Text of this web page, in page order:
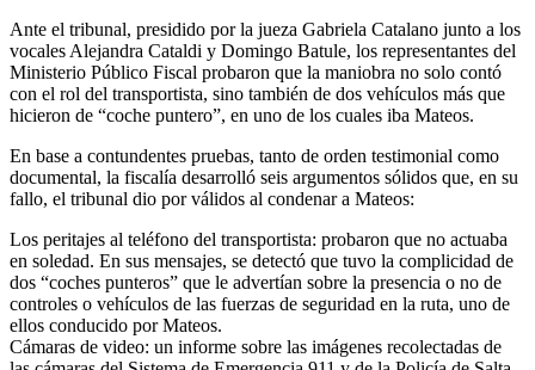
Ante el tribunal, presidido por la jueza Gabriela Catalano junto a los
vocales Alejandra Cataldi y Domingo Batule, los representantes del
Ministerio Público Fiscal probaron que la maniobra no solo contó
con el rol del transportista, sino también de dos vehículos más que
hicieron de “coche puntero”, en uno de los cuales iba Mateos.
En base a contundentes pruebas, tanto de orden testimonial como
documental, la fiscalía desarrolló seis argumentos sólidos que, en su
fallo, el tribunal dio por válidos al condenar a Mateos:
Los peritajes al teléfono del transportista: probaron que no actuaba
en soledad. En sus mensajes, se detectó que tuvo la complicidad de
dos “coches punteros” que le advertían sobre la presencia o no de
controles o vehículos de las fuerzas de seguridad en la ruta, uno de
ellos conducido por Mateos.
Cámaras de video: un informe sobre las imágenes recolectadas de